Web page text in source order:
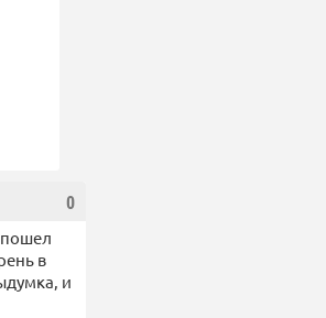
0
пошел
в
и